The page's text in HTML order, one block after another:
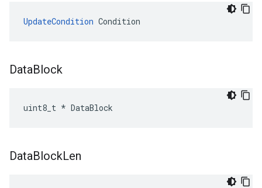
UpdateCondition Condition
DataBlock
uint8_t * DataBlock
DataBlockLen